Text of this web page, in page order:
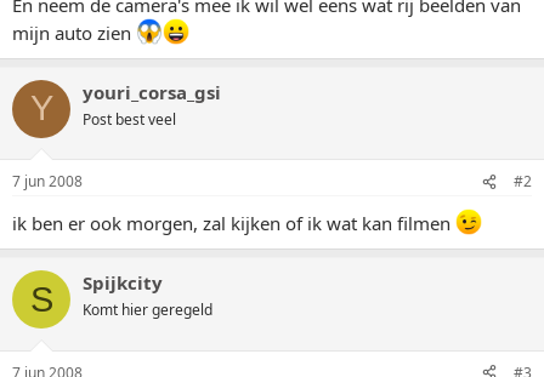
mijn auto zien
Y youri_corsa_gsi
Post best veel
7 jun 2008 #2
ik ben er ook morgen, zal kijken of ik wat kan filmen
S Spijkcity
Komt hier geregeld
7 jun 2008 #3